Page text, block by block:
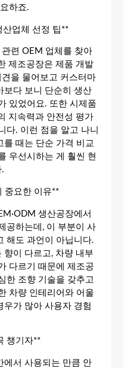
하죠.
산업체 선정 팁**
련 OEM 업체를 찾아
제조공장은 제품 개발
을 물어보고 커스터마
보다 보니 단순히 생산
있었어요. 또한 시제품
지속력과 안전성 평가
다. 이런 점을 알고 나니
를 때는 단순 가격 비교
우선시하는 게 훨씬 현
중요한 이유**
생산공장에서
공하는데, 이 부분이 사
해도 과언이 아닙니다.
향이 다르고, 차량 내부
다르기 때문에 제조공
한 조향 기술을 갖추고
차량 인테리어와 어울
우가 많아 사용자 경험
챙기자**
에서 사용되는 만큼 안